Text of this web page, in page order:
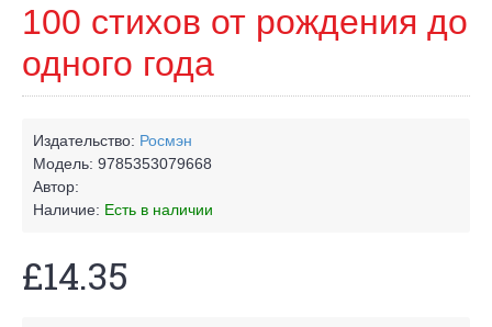
100 стихов от рождения до
одного года
Издательство: Росмэн
Модель: 9785353079668
Автор:
Наличие: Есть в наличии
£14.35